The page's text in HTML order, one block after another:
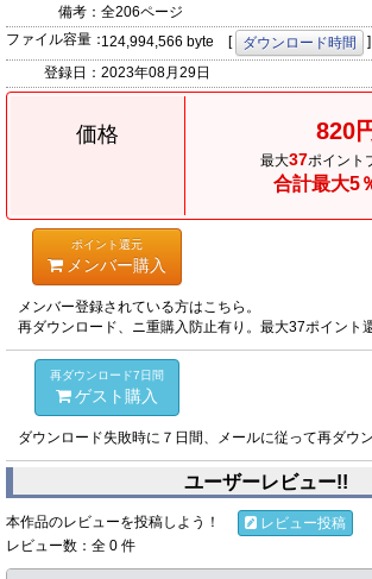
備考： 全206ページ
ファイル容量：124,994,566 byte [ ダウンロード時間
]
登録日： 2023年08月29日
価格 820
最大37ポイント
合計最大5
ポイント還元
メンバー購入
メンバー登録されている方はこちら。
再ダウンロード、ニ重購入防止有り。最大37ポイント
再ダウンロード7日間
ゲスト購入
ダウンロード失敗時に７日間、メールに従って再ダウ
ユーザーレビュー!!
本作品のレビューを投稿しよう！
レビュー投稿
レビュー数：全 0 件